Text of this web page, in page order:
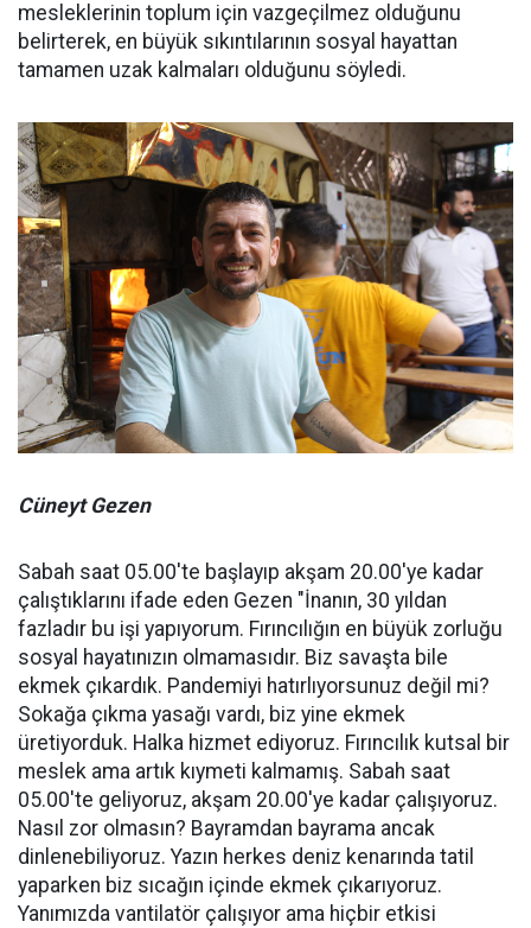
mesleklerinin toplum için vazgeçilmez olduğunu
belirterek, en büyük sıkıntılarının sosyal hayattan
tamamen uzak kalmaları olduğunu söyledi.
Cüneyt Gezen
Sabah saat 05.00'te başlayıp akşam 20.00'ye kadar
çalıştıklarını ifade eden Gezen "İnanın, 30 yıldan
fazladır bu işi yapıyorum. Fırıncılığın en büyük zorluğu
sosyal hayatınızın olmamasıdır. Biz savaşta bile
ekmek çıkardık. Pandemiyi hatırlıyorsunuz değil mi?
Sokağa çıkma yasağı vardı, biz yine ekmek
üretiyorduk. Halka hizmet ediyoruz. Fırıncılık kutsal bir
meslek ama artık kıymeti kalmamış. Sabah saat
05.00'te geliyoruz, akşam 20.00'ye kadar çalışıyoruz.
Nasıl zor olmasın? Bayramdan bayrama ancak
dinlenebiliyoruz. Yazın herkes deniz kenarında tatil
yaparken biz sıcağın içinde ekmek çıkarıyoruz.
Yanımızda vantilatör çalışıyor ama hiçbir etkisi